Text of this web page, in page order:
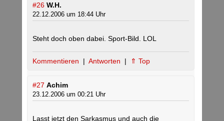
#26 W.H.
22.12.2006 um 18:44 Uhr
Steht doch oben dabei. Sport-Bild. LOL
Kommentieren | Antworten | ⇑ Top
#27 Achim
23.12.2006 um 00:21 Uhr
Lasst jetzt den Sarkasmus und auch die